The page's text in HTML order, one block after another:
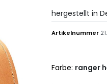
hergestellt in
Artikelnummer
Farbe: ranger